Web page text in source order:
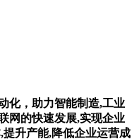
化，助力智能制造,工业
网的快速发展,实现企业
升产能,降低企业运营成